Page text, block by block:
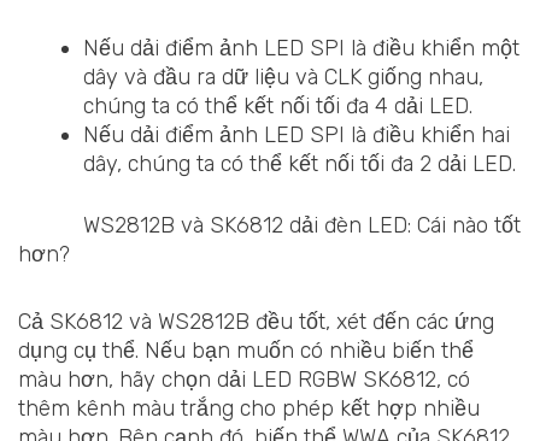
Nếu dải điểm ảnh LED SPI là điều khiển một
dây và đầu ra dữ liệu và CLK giống nhau,
chúng ta có thể kết nối tối đa 4 dải LED.
Nếu dải điểm ảnh LED SPI là điều khiển hai
dây, chúng ta có thể kết nối tối đa 2 dải LED.
WS2812B và SK6812 dải đèn LED: Cái nào tốt
hơn?
Cả SK6812 và WS2812B đều tốt, xét đến các ứng
dụng cụ thể. Nếu bạn muốn có nhiều biến thể
màu hơn, hãy chọn dải LED RGBW SK6812, có
thêm kênh màu trắng cho phép kết hợp nhiều